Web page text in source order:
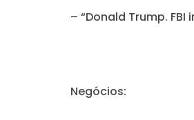
– “Donald Trump.
Negócios: